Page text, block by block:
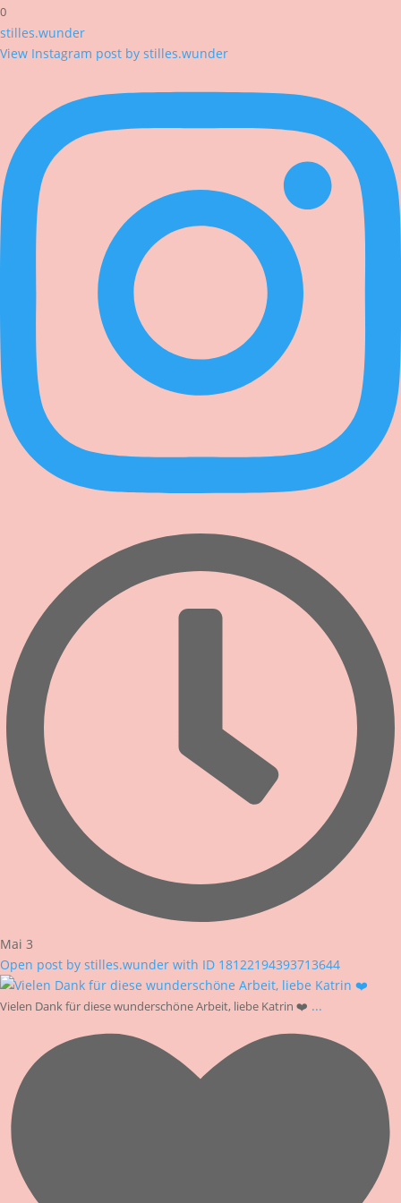
0
stilles.wunder
View Instagram post by stilles.wunder
Mai 3
Open post by stilles.wunder with ID 18122194393713644
Vielen Dank für diese wunderschöne Arbeit, liebe Katrin ❤️ ...